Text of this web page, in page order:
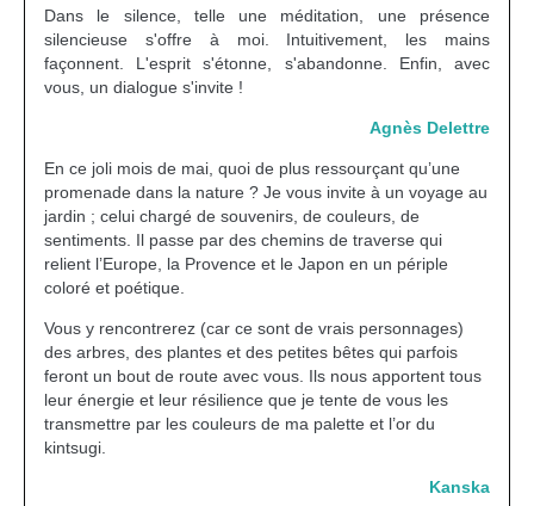
Dans le silence, telle une méditation, une présence
silencieuse s'offre à moi. Intuitivement, les mains
façonnent. L'esprit s'étonne, s'abandonne. Enfin, avec
vous, un dialogue s'invite !
Agnès Delettre
En ce joli mois de mai, quoi de plus ressourçant qu’une
promenade dans la nature ? Je vous invite à un voyage au
jardin ; celui chargé de souvenirs, de couleurs, de
sentiments. Il passe par des chemins de traverse qui
relient l’Europe, la Provence et le Japon en un périple
coloré et poétique.
Vous y rencontrerez (car ce sont de vrais personnages)
des arbres, des plantes et des petites bêtes qui parfois
feront un bout de route avec vous. Ils nous apportent tous
leur énergie et leur résilience que je tente de vous les
transmettre par les couleurs de ma palette et l’or du
kintsugi.
Kanska